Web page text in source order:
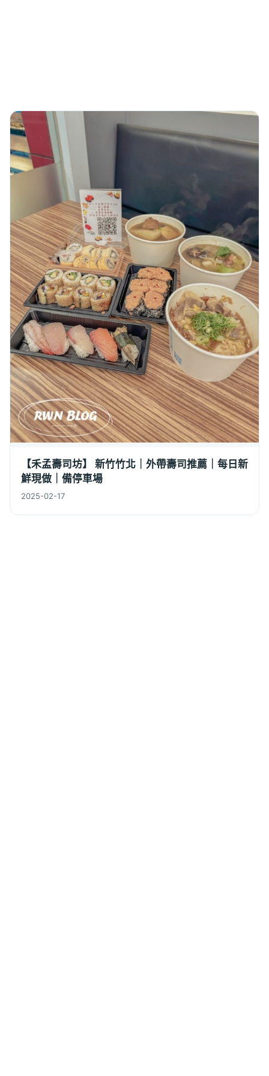
【禾孟壽司坊】 新竹竹北｜外帶壽司推薦｜每日新
鮮現做｜備停車場
2025-02-17